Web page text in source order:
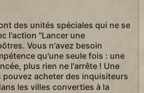
des unités spéciales qui ne se
l'action "Lancer une
Vous n'avez besoin
qu'une seule fois : une
plus rien ne l'arrête ! Une
acheter des inquisiteurs
les villes converties à la